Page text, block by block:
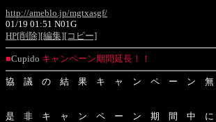
http://ameblo.jp/mgtxasgf/
01/19 01:51 N01G
HP[削除][編集][コピー]
■Cupido キャンペーン期間延長！！
協 議 の 結 果 キ ャ ン ペ ー ン
是 非 キ ャ ン ペ ー ン 期 間 中